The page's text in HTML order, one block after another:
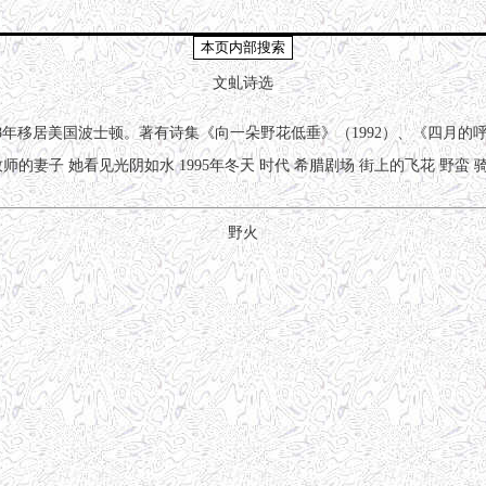
文虬诗选
移居美国波士顿。著有诗集《向一朵野花低垂》（1992）、《四月的
师的妻子 她看见光阴如水 1995年冬天 时代 希腊剧场 街上的飞花 野蛮
野火